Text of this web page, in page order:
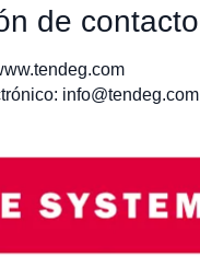
de contacto
info@tendeg.com